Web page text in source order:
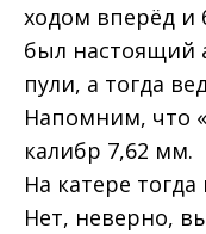
ходом вперёд и
был настоящий
пули, а тогда
Напомним, что
калибр 7,62 мм.
На катере
Нет, неверно,